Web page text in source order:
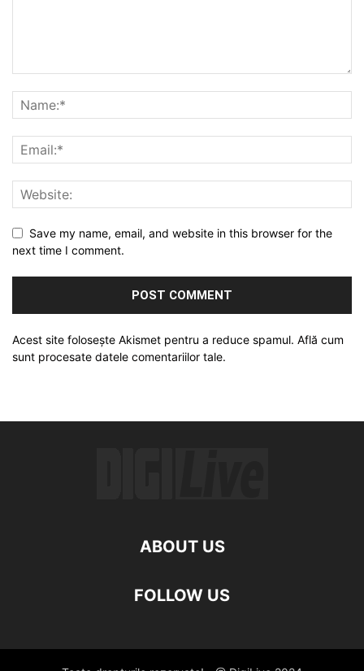
Save my name, email, and website in this browser for the
next time I comment.
Acest site folosește Akismet pentru a reduce spamul. Află cum
sunt procesate datele comentariilor tale.
ABOUT US
FOLLOW US